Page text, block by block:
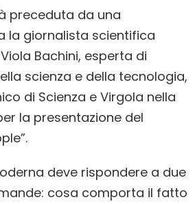
preceduta da una
la giornalista scientifica
Bachini, esperta di
scienza e della tecnologia,
di Scienza e Virgola nella
la presentazione del
deve rispondere a due
cosa comporta il fatto